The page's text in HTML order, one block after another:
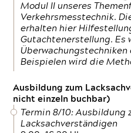
Modul II unseres
Verkehrsmesstechnik.
erhalten hier
Gutachtenerstellung. Es
Beispielen wird die
Ausbildung zum
nicht einzeln buchbar)
Termin 8/10: Ausbildung
Lacksachverständigen